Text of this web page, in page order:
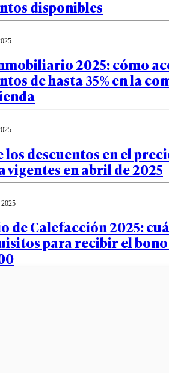
disponibles
2025: cómo
de hasta 35% en la
los descuentos en el
vigentes en abril de 2025
de Calefacción 2025:
para recibir el